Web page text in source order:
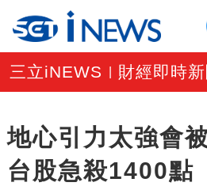
三立iNEWS 財經即時新
地心引力太強會
台股急殺1400